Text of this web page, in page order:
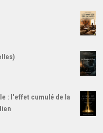
: l'effet cumulé de la